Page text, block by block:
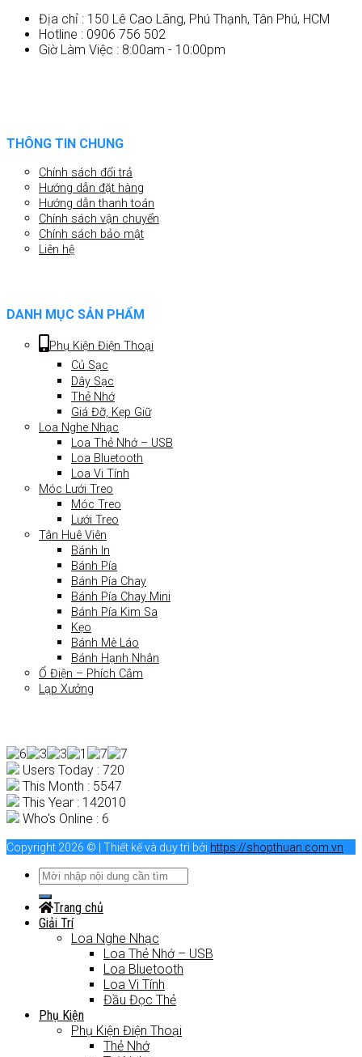
Địa chỉ : 150 Lê Cao Lãng, Phú Thạnh, Tân Phú, HCM
Hotline : 0906 756 502
Giờ Làm Việc : 8:00am - 10:00pm
THÔNG TIN CHUNG
Chính sách đổi trả
Hướng dẫn đặt hàng
Hướng dẫn thanh toán
Chính sách vận chuyển
Chính sách bảo mật
Liên hệ
DANH MỤC SẢN PHẨM
Phụ Kiện Điện Thoại
Củ Sạc
Dây Sạc
Thẻ Nhớ
Giá Đỡ, Kẹp Giữ
Loa Nghe Nhạc
Loa Thẻ Nhớ – USB
Loa Bluetooth
Loa Vi Tính
Móc Lưới Treo
Móc Treo
Lưới Treo
Tân Huê Viên
Bánh In
Bánh Pía
Bánh Pía Chay
Bánh Pía Chay Mini
Bánh Pía Kim Sa
Kẹo
Bánh Mè Láo
Bánh Hạnh Nhân
Ổ Điện – Phích Cắm
Lạp Xưởng
Users Today : 720
This Month : 5547
This Year : 142010
Who's Online : 6
Copyright 2026 © | Thiết kế và duy trì bởi https://shopthuan.com.vn
Trang chủ
Giải Trí
Loa Nghe Nhạc
Loa Thẻ Nhớ – USB
Loa Bluetooth
Loa Vi Tính
Đầu Đọc Thẻ
Phụ Kiện
Phụ Kiện Điện Thoại
Thẻ Nhớ